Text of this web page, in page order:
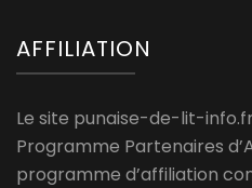
AFFILIATION
Le site punaise-de-lit-
Programme Partenaires
programme d’affiliation